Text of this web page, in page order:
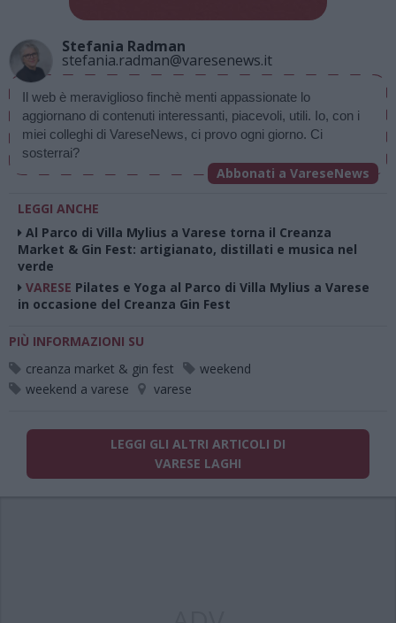
Stefania Radman
stefania.radman@varesenews.it
Il web è meraviglioso finchè menti appassionate lo
aggiornano di contenuti interessanti, piacevoli, utili. Io, con i
miei colleghi di VareseNews, ci provo ogni giorno. Ci
sosterrai?
Abbonati a VareseNews
LEGGI ANCHE
Al Parco di Villa Mylius a Varese torna il Creanza
Market & Gin Fest: artigianato, distillati e musica nel
verde
VARESE Pilates e Yoga al Parco di Villa Mylius a Varese
in occasione del Creanza Gin Fest
PIÙ INFORMAZIONI SU
creanza market & gin fest
weekend
weekend a varese
varese
LEGGI GLI ALTRI ARTICOLI DI
VARESE LAGHI